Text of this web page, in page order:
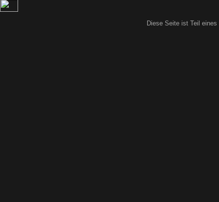
Diese Seite ist Teil